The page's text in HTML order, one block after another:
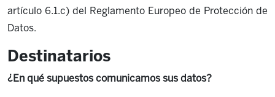
artículo 6.1.c) del Reglamento Europeo de Protección de
Datos.
Destinatarios
¿En qué supuestos comunicamos sus datos?